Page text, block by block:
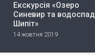
Екскурсія «Озеро
Синевир та водоспад
Шипіт»
14 жовтня 2019